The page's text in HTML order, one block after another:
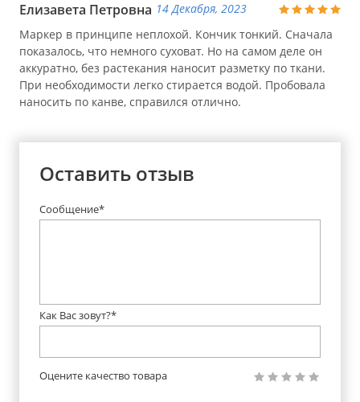
Елизавета Петровна 14 Декабря, 2023
Маркер в принципе неплохой. Кончик тонкий. Сначала
показалось, что немного суховат. Но на самом деле он
аккуратно, без растекания наносит разметку по ткани.
При необходимости легко стирается водой. Пробовала
наносить по канве, справился отлично.
Оставить отзыв
Сообщение*
Как Вас зовут?*
Оцените качество товара